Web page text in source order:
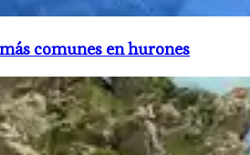
comunes en hurones